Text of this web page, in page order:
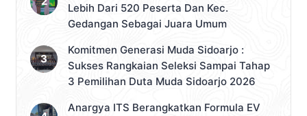
Lebih Dari 520 Peserta Dan Kec.
Gedangan Sebagai Juara Umum
Komitmen Generasi Muda Sidoarjo :
Sukses Rangkaian Seleksi Sampai Tahap
3 Pemilihan Duta Muda Sidoarjo 2026
Anargya ITS Berangkatkan Formula EV